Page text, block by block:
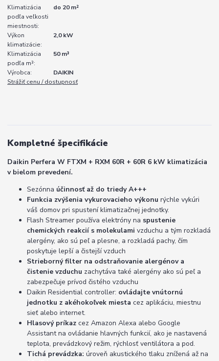
Klimatizácia
podľa veľkosti
miestnosti:
do 20 m²
Výkon
klimatizácie:
2,0 kW
Klimatizácia
podľa m³:
50 m³
Výrobca:
DAIKIN
Strážiť cenu / dostupnosť
Kompletné špecifikácie
Daikin Perfera W FTXM + RXM 60R + 60R 6 kW klimatizácia
v bielom prevedení.
Sezónna účinnosť až do triedy A+++
Funkcia zvýšenia vykurovacieho výkonu rýchle vykúri
váš domov pri spustení klimatizačnej jednotky.
Flash Streamer používa elektróny na spustenie
chemických reakcií s molekulami vzduchu a tým rozkladá
alergény, ako sú peľ a plesne, a rozkladá pachy, čím
poskytuje lepší a čistejší vzduch
Strieborný filter na odstraňovanie alergénov a
čistenie vzduchu zachytáva také alergény ako sú peľ a
zabezpečuje prívod čistého vzduchu
Daikin Residential controller: ovládajte vnútornú
jednotku z akéhokoľvek miesta cez aplikáciu, miestnu
sieť alebo internet.
Hlasový príkaz cez Amazon Alexa alebo Google
Assistant na ovládanie hlavných funkcií, ako je nastavená
teplota, prevádzkový režim, rýchlosť ventilátora a pod.
Tichá prevádzka: úroveň akustického tlaku znížená až na